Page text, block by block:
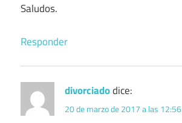
Saludos.
Responder
divorciadodice:
20 de marzo de 2017 a las 12:56